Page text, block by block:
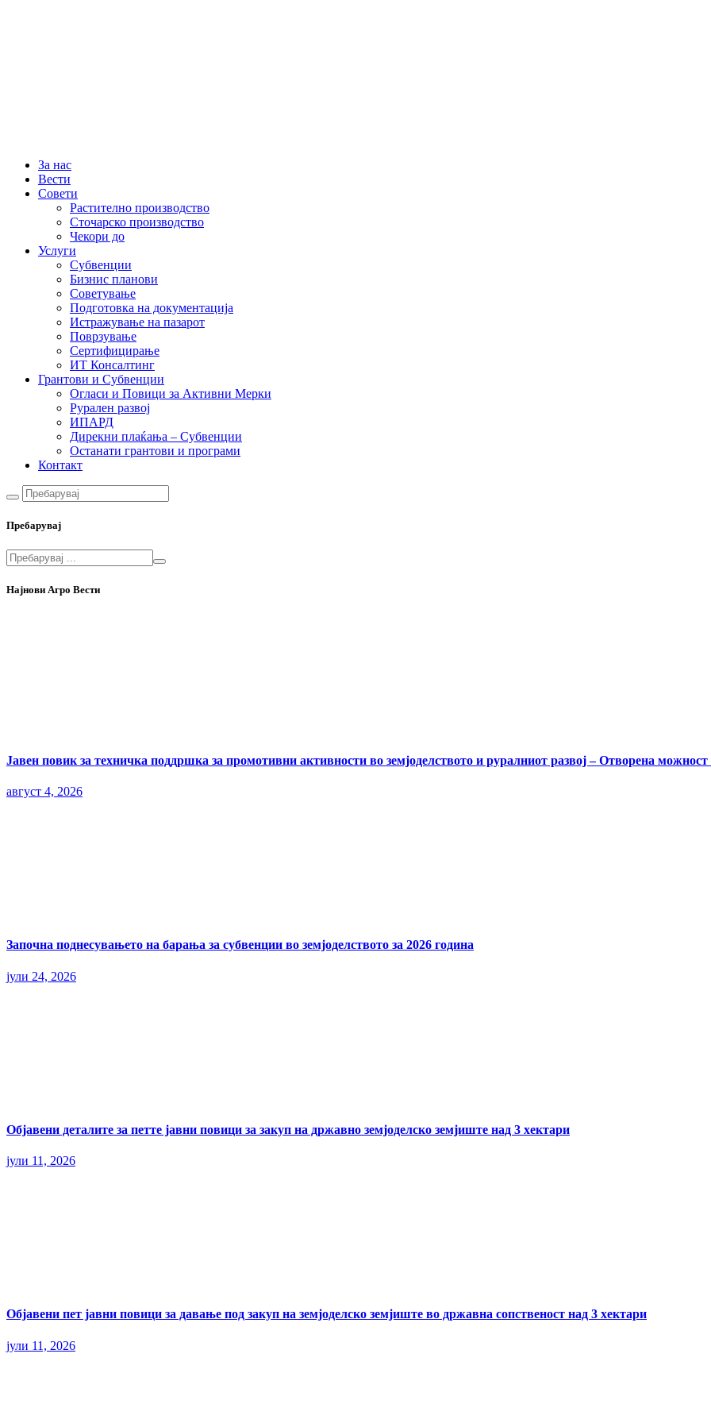
За нас
Вести
Совети
Растително производство
Сточарско производство
Чекори до
Услуги
Субвенции
Бизнис планови
Советување
Подготовка на документација
Истражување на пазарот
Поврзување
Сертифицирање
ИТ Консалтинг
Грантови и Субвенции
Огласи и Повици за Активни Мерки
Рурален развој
ИПАРД
Дирекни плаќања – Субвенции
Останати грантови и програми
Контакт
Пребарувај
Најнови Агро Вести
Јавен повик за техничка поддршка за промотивни активности во земјоделството и руралниот развој – Отворена
август 4, 2026
Започна поднесувањето на барања за субвенции во земјоделството за 2026 година
јули 24, 2026
Објавени деталите за петте јавни повици за закуп на државно земјоделско земјиште над 3 хектари
јули 11, 2026
Објавени пет јавни повици за давање под закуп на земјоделско земјиште во државна сопственост над 3 хектари
јули 11, 2026